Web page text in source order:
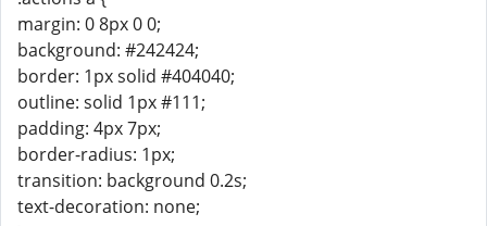
margin: 0 8px 0 0;
background: #242424;
border: 1px solid #404040;
outline: solid 1px #111;
padding: 4px 7px;
border-radius: 1px;
transition: background 0.2s;
text-decoration: none;